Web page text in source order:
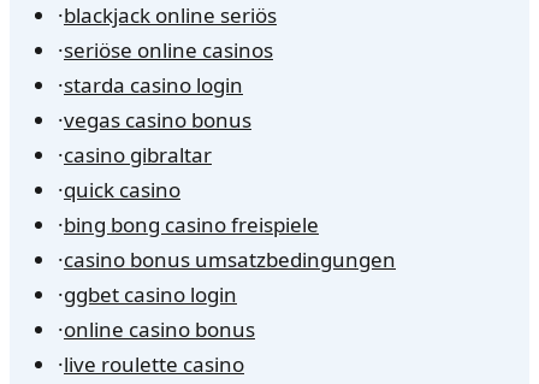
·blackjack online seriös
·seriöse online casinos
·starda casino login
·vegas casino bonus
·casino gibraltar
·quick casino
·bing bong casino freispiele
·casino bonus umsatzbedingungen
·ggbet casino login
·online casino bonus
·live roulette casino